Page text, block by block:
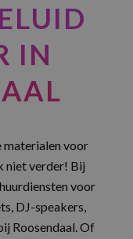
IN
materialen voor
niet verder! Bij
voor
DJ-speakers,
Roosendaal. Of